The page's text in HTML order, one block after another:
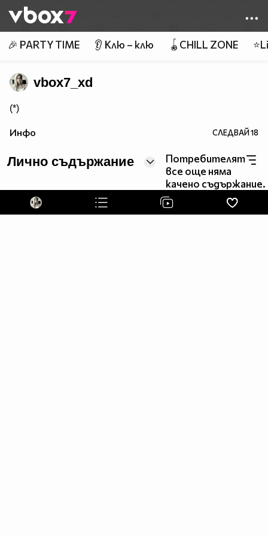
👾
🎉 PARTY TIME 👂 Клю – клю 🪀CHILL ZONE
vbox7_xd
(*)
Инфо СЛЕДВАЙ18
Лично съдържание
Потребителят
все още няма
качено съдържание.